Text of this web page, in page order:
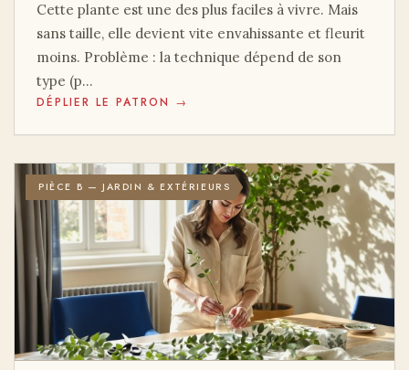
Cette plante est une des plus faciles à vivre. Mais
sans taille, elle devient vite envahissante et fleurit
moins. Problème : la technique dépend de son
type (p…
DÉPLIER LE PATRON →
PIÈCE B — JARDIN & EXTÉRIEURS